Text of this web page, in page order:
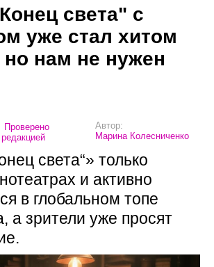
света" с
уже стал хитом
но нам не нужен
Проверено
редакцией
Автор:
Марина Колесниченко
света“» только
и активно
в глобальном топе
а зрители уже просят